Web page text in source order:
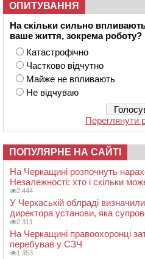
ОПИТУВАННЯ
На скільки сильно
ваше життя, зокрема роботу?
Катастрофічно
Частково відчутно
Майже не впливають
Не відчуваю
Переглянути
ПОПУЛЯРНЕ НА САЙТІ
На Черкащині розпочнуть
Незалежності: хто і скільки
2 444
У Черкаській облраді
директора установи, яка
2 311
На Черкащині правоохоронці
перебував у СЗЧ
1 353